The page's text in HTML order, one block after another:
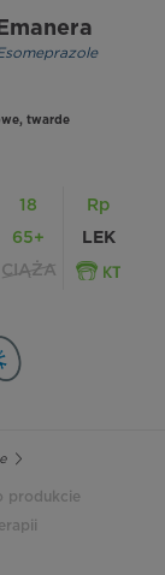
Emanera
twarde
18
65+
CIĄŻA
Rp
LEK
produkcie